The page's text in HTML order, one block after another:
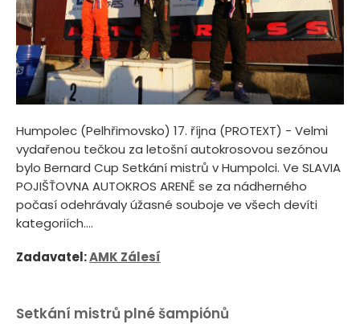
Humpolec (Pelhřimovsko) 17. října (PROTEXT) - Velmi
vydařenou tečkou za letošní autokrosovou sezónou
bylo Bernard Cup Setkání mistrů v Humpolci. Ve SLAVIA
POJIŠŤOVNA AUTOKROS ARENĚ se za nádherného
počasí odehrávaly úžasné souboje ve všech devíti
kategoriích....
Zadavatel:AMK Zálesí
Setkání mistrů plné šampiónů